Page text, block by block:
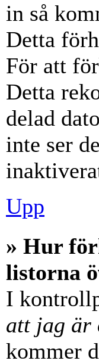
in så
Detta
För att
Detta
delad
inte ser
Upp
» Hur
listorna
I
att jag är
kommer